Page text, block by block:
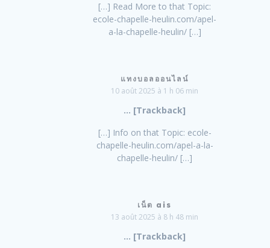
[…] Read More to that Topic:
ecole-chapelle-heulin.com/apel-
a-la-chapelle-heulin/ […]
แทงบอลออนไลน์
10 août 2025 à 1 h 06 min
… [Trackback]
[…] Info on that Topic: ecole-
chapelle-heulin.com/apel-a-la-
chapelle-heulin/ […]
เน็ต ais
13 août 2025 à 8 h 48 min
… [Trackback]